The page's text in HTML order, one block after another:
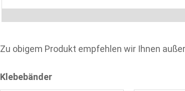
Zu obigem Produkt empfehlen wir Ihnen
Klebebänder